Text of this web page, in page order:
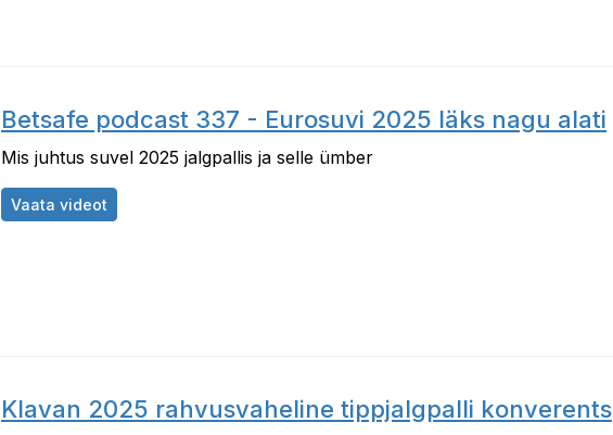
Betsafe podcast 337 - Eurosuvi 2025 läks nagu alati
Mis juhtus suvel 2025 jalgpallis ja selle ümber
Vaata videot
Klavan 2025 rahvusvaheline tippjalgpalli konverents